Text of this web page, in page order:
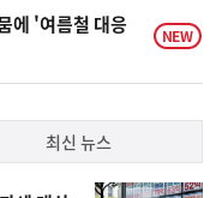
락
에 '여름철 대응
NEW
최신 뉴스